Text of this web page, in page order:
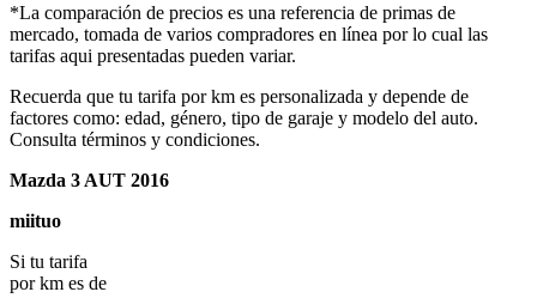
*La comparación de precios es una referencia de primas de
mercado, tomada de varios compradores en línea por lo cual las
tarifas aqui presentadas pueden variar.
Recuerda que tu tarifa por km es personalizada y depende de
factores como: edad, género, tipo de garaje y modelo del auto.
Consulta términos y condiciones.
Mazda 3 AUT 2016
miituo
Si tu tarifa
por km es de